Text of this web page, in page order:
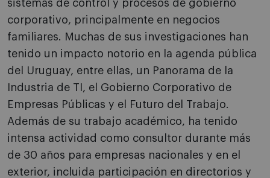
sistemas de control y procesos de gobierno
corporativo, principalmente en negocios
familiares. Muchas de sus investigaciones han
tenido un impacto notorio en la agenda pública
del Uruguay, entre ellas, un Panorama de la
Industria de TI, el Gobierno Corporativo de
Empresas Públicas y el Futuro del Trabajo.
Además de su trabajo académico, ha tenido
intensa actividad como consultor durante más
de 30 años para empresas nacionales y en el
exterior, incluida participación en directorios y